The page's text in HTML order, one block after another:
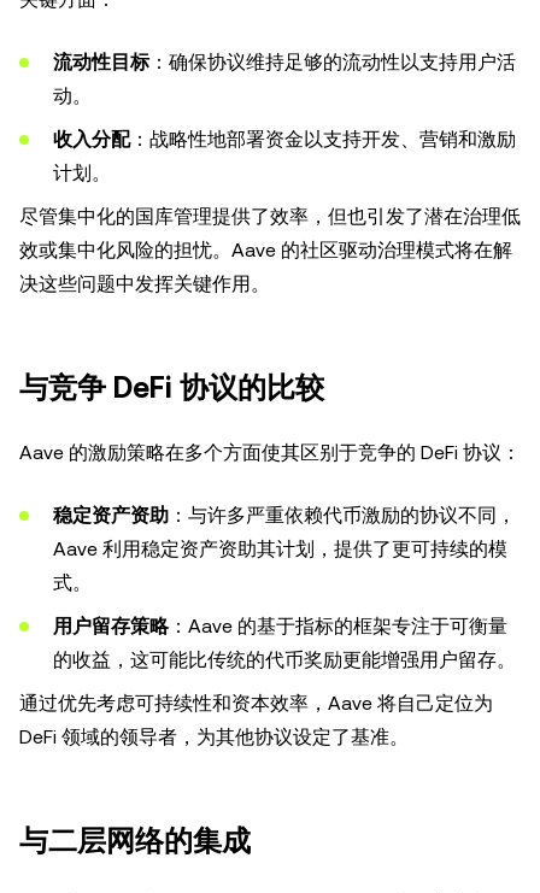
流动性目标：确保协议维持足够的流动性以支持用户活
动。
收入分配：战略性地部署资金以支持开发、营销和激励
计划。
尽管集中化的国库管理提供了效率，但也引发了潜在治理低
效或集中化风险的担忧。Aave 的社区驱动治理模式将在解
决这些问题中发挥关键作用。
与竞争 DeFi 协议的比较
Aave 的激励策略在多个方面使其区别于竞争的 DeFi 协议：
稳定资产资助 ：与许多严重依赖代币激励的协议不同，
Aave 利用稳定资产资助其计划，提供了更可持续的模
式。
用户留存策略：Aave 的基于指标的框架专注于可衡量
的收益，这可能比传统的代币奖励更能增强用户留存。
通过优先考虑可持续性和资本效率，Aave 将自己定位为
DeFi 领域的领导者，为其他协议设定了基准。
与二层网络的集成